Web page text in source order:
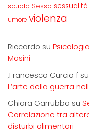
scuola Sesso sessualità
umore violenza
Riccardo su
Masini
,Francesco Curcio f su
L’arte della guerra
Chiara Garrubba su
Correlazione tra
disturbi alimentari